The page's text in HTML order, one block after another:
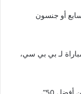
أو جنسون
لـ بي بي سي،
50”.